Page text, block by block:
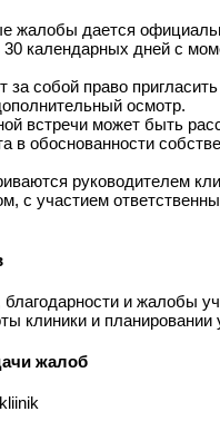
жалобы дается
30 календарных дней с
за собой право
осмотр.
встречи может быть
в обоснованности
руководителем
с участием
и жалобы
клиники и
жалоб